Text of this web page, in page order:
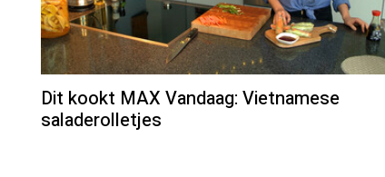
Dit kookt MAX Vandaag: Vietnamese
saladerolletjes